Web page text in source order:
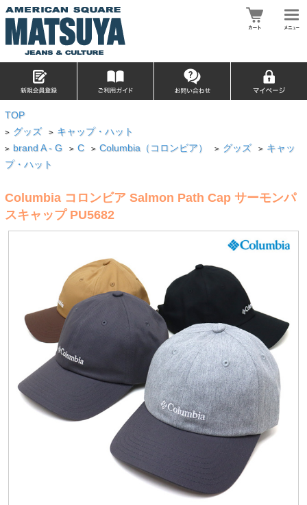
TOP
> グッズ > キャップ・ハット
> brand A - G > C > Columbia（コロンビア） > グッズ > キャッ
プ・ハット
Columbia コロンビア Salmon Path Cap サーモンパ
スキャップ PU5682